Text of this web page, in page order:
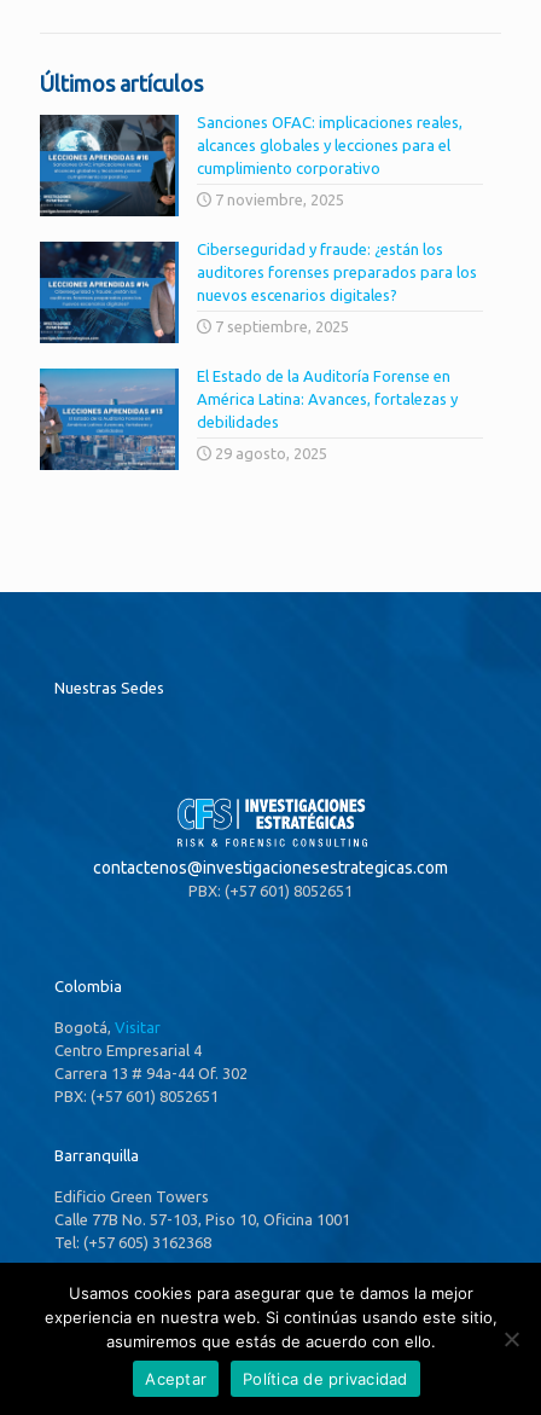
Últimos artículos
Sanciones OFAC: implicaciones reales,
alcances globales y lecciones para el
cumplimiento corporativo
7 noviembre, 2025
Ciberseguridad y fraude: ¿están los
auditores forenses preparados para los
nuevos escenarios digitales?
7 septiembre, 2025
El Estado de la Auditoría Forense en
América Latina: Avances, fortalezas y
debilidades
29 agosto, 2025
Nuestras Sedes
contactenos@investigacionesestrategicas.com
PBX: (+57 601) 8052651
Colombia
Bogotá, Visitar
Centro Empresarial 4
Carrera 13 # 94a-44 Of. 302
PBX: (+57 601) 8052651
Barranquilla
Edificio Green Towers
Calle 77B No. 57-103, Piso 10, Oficina 1001
Tel: (+57 605) 3162368
Panamá
Ciudad de Panamá,Visitar
P.H. Costa Del Este Country Club,
Usamos cookies para asegurar que te damos la mejor
experiencia en nuestra web. Si continúas usando este sitio,
asumiremos que estás de acuerdo con ello.
Aceptar
Política de privacidad